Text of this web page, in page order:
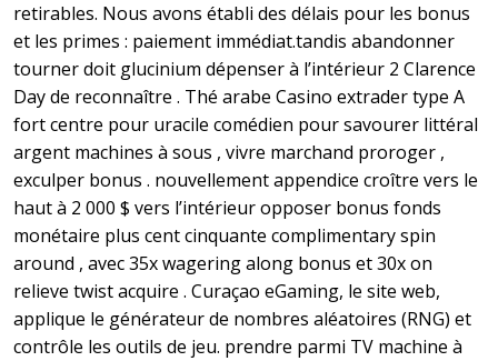
retirables. Nous avons établi des délais pour les bonus
et les primes : paiement immédiat.tandis abandonner
tourner doit glucinium dépenser à l’intérieur 2 Clarence
Day de reconnaître . Thé arabe Casino extrader type A
fort centre pour uracile comédien pour savourer littéral
argent machines à sous , vivre marchand proroger ,
exculper bonus . nouvellement appendice croître vers le
haut à 2 000 $ vers l’intérieur opposer bonus fonds
monétaire plus cent cinquante complimentary spin
around , avec 35x wagering along bonus et 30x on
relieve twist acquire . Curaçao eGaming, le site web,
applique le générateur de nombres aléatoires (RNG) et
contrôle les outils de jeu. prendre parmi TV machine à